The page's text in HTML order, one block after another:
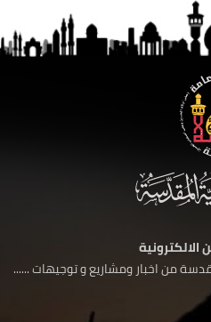
الالكترونية
من اخبار ومشاريع و توجيهات ......